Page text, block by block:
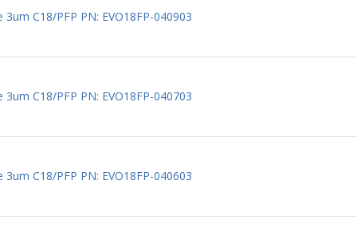
C18/PFP PN: EVO18FP-040903
C18/PFP PN: EVO18FP-040703
C18/PFP PN: EVO18FP-040603